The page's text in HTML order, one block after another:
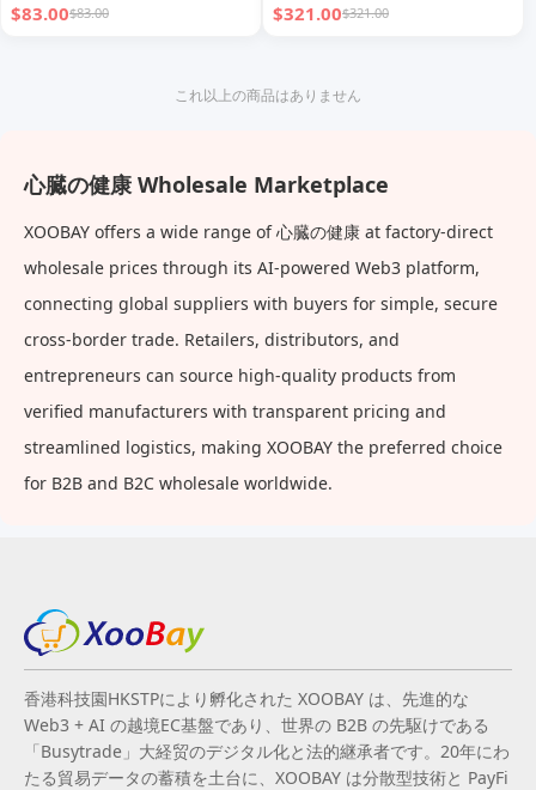
$83.00$83.00 $321.00$321.00
これ以上の商品はありません
心臓の健康 Wholesale Marketplace
XOOBAY offers a wide range of 心臓の健康 at factory-direct
wholesale prices through its AI-powered Web3 platform,
connecting global suppliers with buyers for simple, secure
cross-border trade. Retailers, distributors, and
entrepreneurs can source high-quality products from
verified manufacturers with transparent pricing and
streamlined logistics, making XOOBAY the preferred choice
for B2B and B2C wholesale worldwide.
香港科技園HKSTPにより孵化された XOOBAY は、先進的な
Web3 + AI の越境EC基盤であり、世界の B2B の先駆けである
「Busytrade」大経贸のデジタル化と法的継承者です。20年にわ
たる貿易データの蓄積を土台に、XOOBAY は分散型技術と PayFi